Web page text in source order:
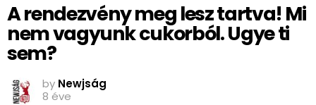
A rendezvény meg lesz tartva! Mi
nem vagyunk cukorból. Ugye ti
sem?
by Newjság
8 éve